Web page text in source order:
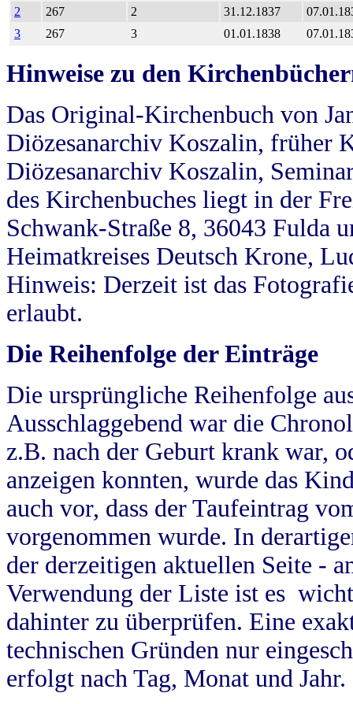
2
267 2 31.12.1837
3
267 3 01.01.1838
Hinweise zu den
Das Original-Kirchenbuch von
Diözesanarchiv Koszalin, früher
Diözesanarchiv Koszalin,
des Kirchenbuches liegt in der
Schwank-Straße 8, 36043 Fulda
Heimatkreises Deutsch Krone,
Hinweis: Derzeit ist das
erlaubt.
Die Reihenfolge der Einträge
Die ursprüngliche Reihenfolge
Ausschlaggebend war die
z.B. nach der Geburt krank war,
anzeigen konnten, wurde das
auch vor, dass der Taufeintrag
vorgenommen wurde. In
der derzeitigen aktuellen Seite -
Verwendung der Liste ist es
dahinter zu überprüfen. Eine
technischen Gründen nur
erfolgt nach Tag, Monat und Jahr.